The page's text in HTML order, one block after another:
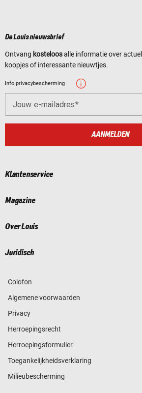
De Louis nieuwsbrief
Ontvang kosteloosalle informatie over
koopjes of interessante nieuwtjes.
Info privacybescherming
Jouw e-mailadres
AANMELDEN
Klantenservice
Magazine
Over Louis
Juridisch
Colofon
Algemene voorwaarden
Privacy
Herroepingsrecht
Herroepingsformulier
Toegankelijkheidsverklaring
Milieubescherming